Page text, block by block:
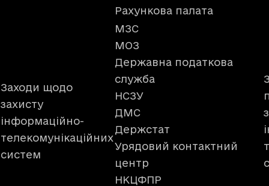
Рахункова палата
Заходи щодо
захисту
інформаційно-
телекомунікаційних
систем
МЗС
МОЗ
Державна податкова
служба
НСЗУ
ДМС
Держстат
Урядовий контактний
центр
НКЦФПР